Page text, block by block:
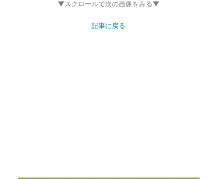
▼スクロールで次の画像をみる▼
記事に戻る